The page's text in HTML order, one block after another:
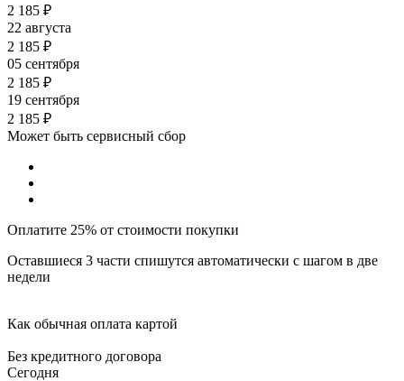
2 185 ₽
22 августа
2 185 ₽
05 сентября
2 185 ₽
19 сентября
2 185 ₽
Может быть сервисный сбор
Оплатите 25% от стоимости покупки
Оставшиеся 3 части спишутся автоматически с шагом в две
недели
Как обычная оплата картой
Без кредитного договора
Сегодня